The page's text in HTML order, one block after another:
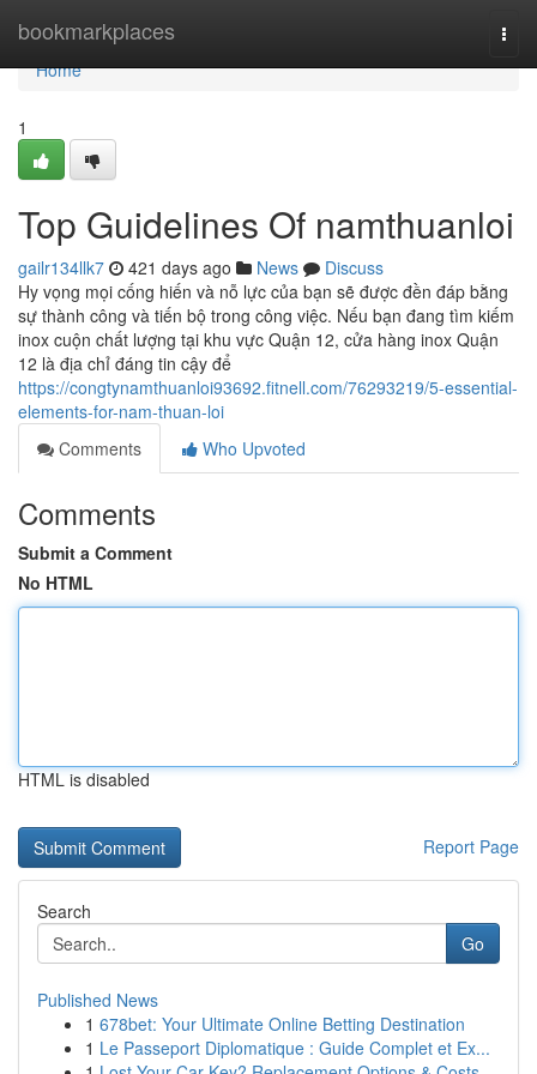
bookmarkplaces
Home
Home
1
Top Guidelines Of namthuanloi
gailr134llk7 421 days ago News
Discuss
Hy vọng mọi cống hiến và nỗ lực của bạn sẽ được đền đáp bằng
sự thành công và tiến bộ trong công việc. Nếu bạn đang tìm kiếm
inox cuộn chất lượng tại khu vực Quận 12, cửa hàng inox Quận
12 là địa chỉ đáng tin cậy để
https://congtynamthuanloi93692.fitnell.com/76293219/5-essential-
elements-for-nam-thuan-loi
Comments
Who Upvoted
Comments
Submit a Comment
No HTML
HTML is disabled
Report Page
Search
Go
Published News
1 678bet: Your Ultimate Online Betting Destination
1 Le Passeport Diplomatique : Guide Complet et Ex...